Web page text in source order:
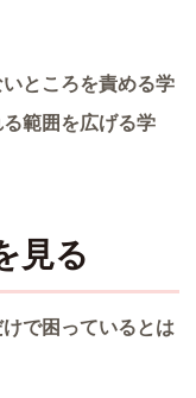
ところを責める学
範囲を広げる学
見る
で困っているとは